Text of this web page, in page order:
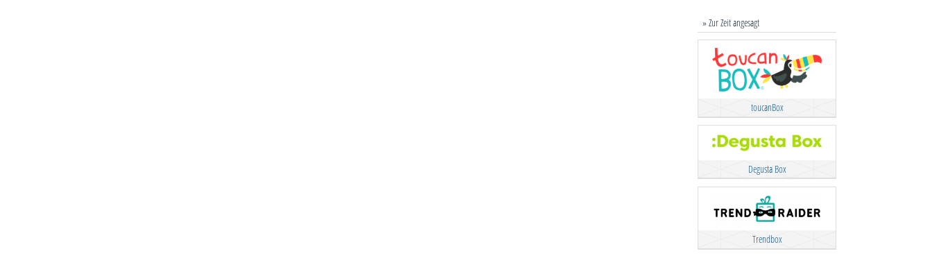
» Zur Zeit angesagt
toucanBox
Degusta Box
Trendbox